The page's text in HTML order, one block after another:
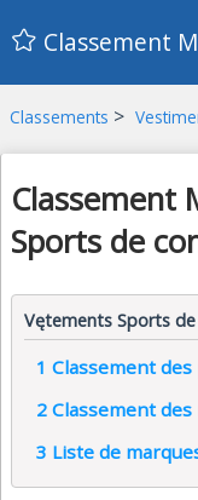
Classement
Classements >
Classement
Sports de
Vętements Sports
1 Classement
2 Classement
3 Liste de